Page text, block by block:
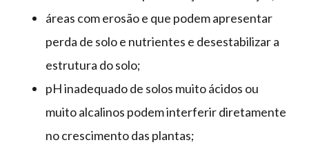
áreas com erosão e que podem apresentar
perda de solo e nutrientes e desestabilizar a
estrutura do solo;
pH inadequado de solos muito ácidos ou
muito alcalinos podem interferir diretamente
no crescimento das plantas;